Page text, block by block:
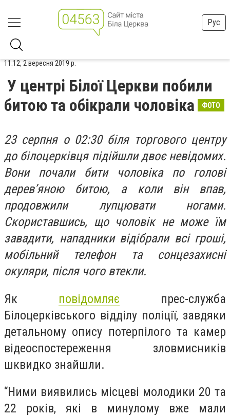
Рус
11:12, 2 вересня 2019 р.
У центрі Білої Церкви побили
битою та обікрали чоловіка
ФОТО
23 серпня о 02:30 біля торгового центру
до білоцерківця підійшли двоє невідомих.
Вони почали бити чоловіка по голові
дерев’яною битою, а коли він впав,
продовжили лупцювати ногами.
Скориставшись, що чоловік не може їм
завадити, нападники відібрали всі гроші,
мобільний телефон та сонцезахисні
окуляри, після чого втекли.
Як повідомляє прес-служба
Білоцерківського відділу поліції, завдяки
детальному опису потерпілого та камер
відеоспостереження зловмисників
шквидко знайшли.
“Ними виявились місцеві молодики 20 та
22 років, які в минулому вже мали